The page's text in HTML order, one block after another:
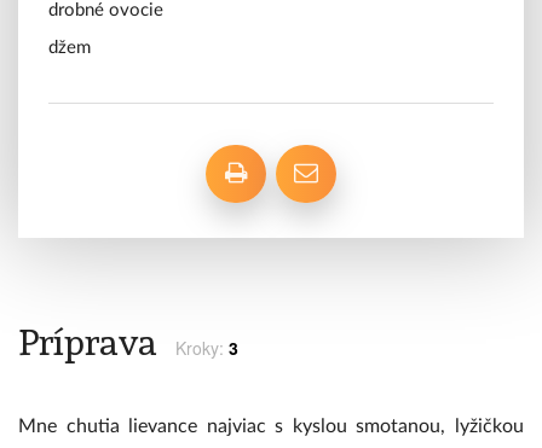
drobné ovocie
džem
Príprava Kroky: 3
Mne chutia lievance najviac s kyslou smotanou, lyžičkou